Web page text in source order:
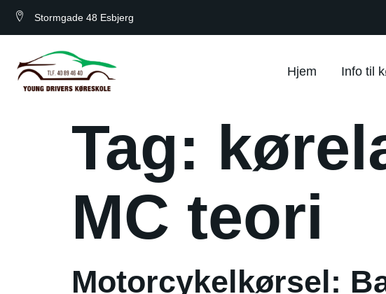
Stormgade 48 Esbjerg
Hjem Info til
Tag:
MC teori
Motorcykelkørsel: